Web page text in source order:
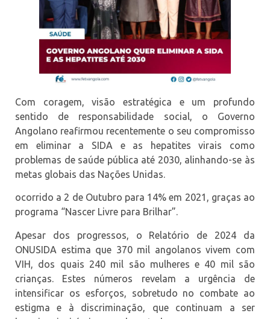
Com coragem, visão estratégica e um profundo
sentido de responsabilidade social, o Governo
Angolano reafirmou recentemente o seu compromisso
em eliminar a SIDA e as hepatites virais como
problemas de saúde pública até 2030, alinhando-se às
metas globais das Nações Unidas.
ocorrido a 2 de Outubro para 14% em 2021, graças ao
programa “Nascer Livre para Brilhar”.
Apesar dos progressos, o Relatório de 2024 da
ONUSIDA estima que 370 mil angolanos vivem com
VIH, dos quais 240 mil são mulheres e 40 mil são
crianças. Estes números revelam a urgência de
intensificar os esforços, sobretudo no combate ao
estigma e à discriminação, que continuam a ser